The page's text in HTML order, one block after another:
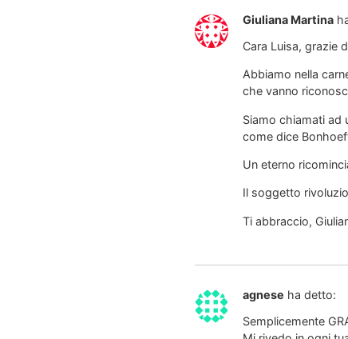
Giuliana Martina
Cara Luisa, grazie
Abbiamo nella
che vanno
Siamo chiamati ad
come dice
Un eterno
Il soggetto
Ti abbraccio,
agnese ha detto:
Semplicemente